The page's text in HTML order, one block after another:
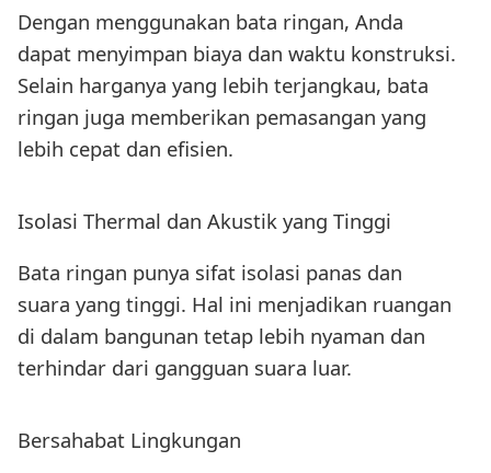
Dengan menggunakan bata ringan, Anda
dapat menyimpan biaya dan waktu konstruksi.
Selain harganya yang lebih terjangkau, bata
ringan juga memberikan pemasangan yang
lebih cepat dan efisien.
Isolasi Thermal dan Akustik yang Tinggi
Bata ringan punya sifat isolasi panas dan
suara yang tinggi. Hal ini menjadikan ruangan
di dalam bangunan tetap lebih nyaman dan
terhindar dari gangguan suara luar.
Bersahabat Lingkungan